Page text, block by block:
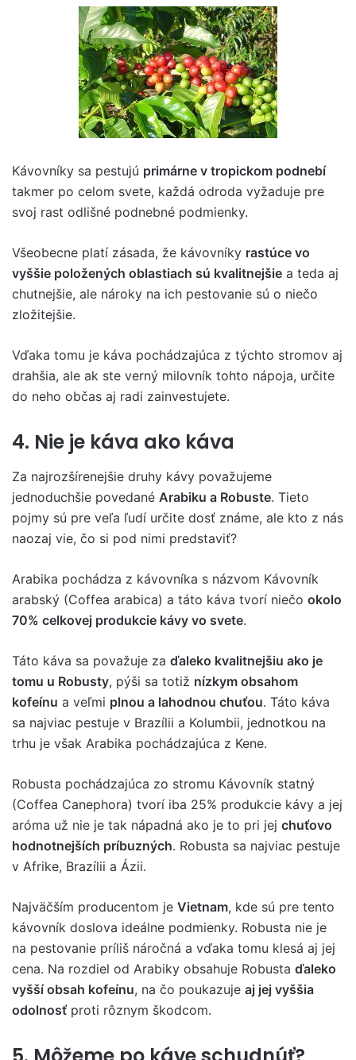
Kávovníky sa pestujú primárne v tropickom podnebí
takmer po celom svete, každá odroda vyžaduje pre
svoj rast odlišné podnebné podmienky.
Všeobecne platí zásada, že kávovníky rastúce vo
vyššie položených oblastiach sú kvalitnejšie a teda aj
chutnejšie, ale nároky na ich pestovanie sú o niečo
zložitejšie.
Vďaka tomu je káva pochádzajúca z týchto stromov aj
drahšia, ale ak ste verný milovník tohto nápoja, určite
do neho občas aj radi zainvestujete.
4. Nie je káva ako káva
Za najrozšírenejšie druhy kávy považujeme
jednoduchšie povedané Arabiku a Robuste. Tieto
pojmy sú pre veľa ľudí určite dosť známe, ale kto z nás
naozaj vie, čo si pod nimi predstaviť?
Arabika pochádza z kávovníka s názvom Kávovník
arabský (Coffea arabica) a táto káva tvorí niečo okolo
70% celkovej produkcie kávy vo svete.
Táto káva sa považuje za ďaleko kvalitnejšiu ako je
tomu u Robusty, pýši sa totiž nízkym obsahom
kofeínu a veľmi plnou a lahodnou chuťou. Táto káva
sa najviac pestuje v Brazílii a Kolumbii, jednotkou na
trhu je však Arabika pochádzajúca z Kene.
Robusta pochádzajúca zo stromu Kávovník statný
(Coffea Canephora) tvorí iba 25% produkcie kávy a jej
aróma už nie je tak nápadná ako je to pri jej chuťovo
hodnotnejších príbuzných. Robusta sa najviac pestuje
v Afrike, Brazílii a Ázii.
Najväčším producentom je Vietnam, kde sú pre tento
kávovník doslova ideálne podmienky. Robusta nie je
na pestovanie príliš náročná a vďaka tomu klesá aj jej
cena. Na rozdiel od Arabiky obsahuje Robusta ďaleko
vyšší obsah kofeínu, na čo poukazuje aj jej vyššia
odolnosťproti rôznym škodcom.